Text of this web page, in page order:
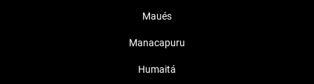
Maués
Manacapuru
Humaitá